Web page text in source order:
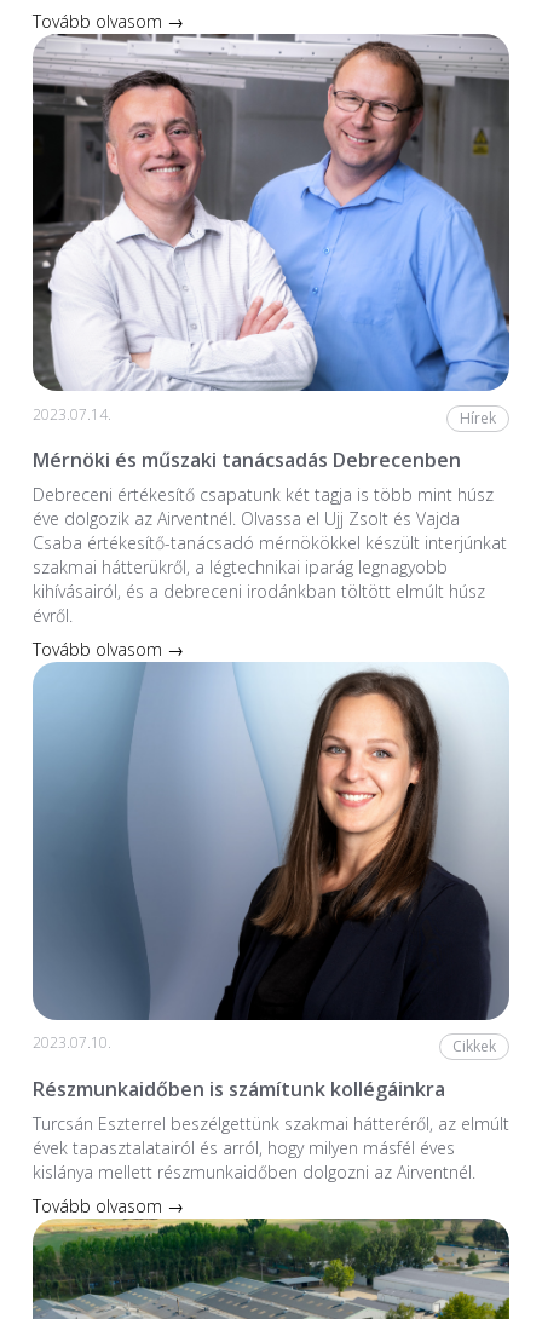
Tovább olvasom →
2023.07.14. Hírek
Mérnöki és műszaki tanácsadás Debrecenben
Debreceni értékesítő csapatunk két tagja is több mint húsz
éve dolgozik az Airventnél. Olvassa el Ujj Zsolt és Vajda
Csaba értékesítő-tanácsadó mérnökökkel készült interjúnkat
szakmai hátterükről, a légtechnikai iparág legnagyobb
kihívásairól, és a debreceni irodánkban töltött elmúlt húsz
évről.
Tovább olvasom →
2023.07.10. Cikkek
Részmunkaidőben is számítunk kollégáinkra
Turcsán Eszterrel beszélgettünk szakmai hátteréről, az elmúlt
évek tapasztalatairól és arról, hogy milyen másfél éves
kislánya mellett részmunkaidőben dolgozni az Airventnél.
Tovább olvasom →